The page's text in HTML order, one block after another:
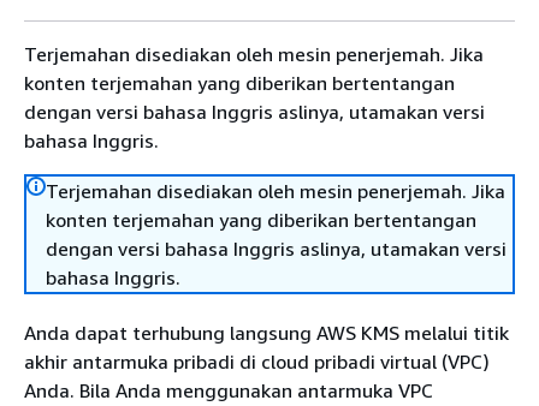
Terjemahan disediakan oleh mesin penerjemah. Jika
konten terjemahan yang diberikan bertentangan
dengan versi bahasa Inggris aslinya, utamakan versi
bahasa Inggris.
Terjemahan disediakan oleh mesin penerjemah. Jika
konten terjemahan yang diberikan bertentangan
dengan versi bahasa Inggris aslinya, utamakan versi
bahasa Inggris.
Anda dapat terhubung langsung AWS KMS melalui titik
akhir antarmuka pribadi di cloud pribadi virtual (VPC)
Anda. Bila Anda menggunakan antarmuka VPC